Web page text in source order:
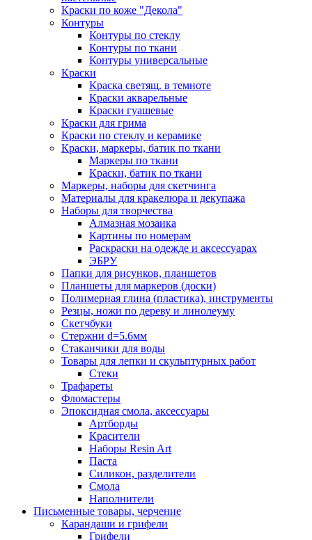
Краски по коже "Декола"
Контуры
Контуры по стеклу
Контуры по ткани
Контуры универсальные
Краски
Краска светящ. в темноте
Краски акварельные
Краски гуашевые
Краски для грима
Краски по стеклу и керамике
Краски, маркеры, батик по ткани
Маркеры по ткани
Краски, батик по ткани
Маркеры, наборы для скетчинга
Материалы для кракелюра и декупажа
Наборы для творчества
Алмазная мозаика
Картины по номерам
Раскраски на одежде и аксессуарах
ЭБРУ
Папки для рисунков, планшетов
Планшеты для маркеров (доски)
Полимерная глина (пластика), инструменты
Резцы, ножи по дереву и линолеуму
Скетчбуки
Стержни d=5.6мм
Стаканчики для воды
Товары для лепки и скульптурных работ
Стеки
Трафареты
Фломастеры
Эпоксидная смола, аксессуары
Артборды
Красители
Наборы Resin Art
Паста
Силикон, разделители
Смола
Наполнители
Письменные товары, черчение
Карандаши и грифели
Грифели